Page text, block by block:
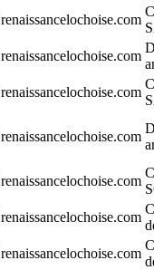
renaissancelochoise.com
renaissancelochoise.com
renaissancelochoise.com
renaissancelochoise.com
renaissancelochoise.com
renaissancelochoise.com
renaissancelochoise.com